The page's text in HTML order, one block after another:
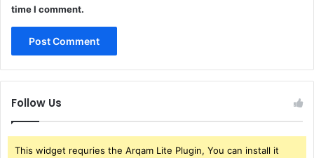
time I comment.
Follow Us
This widget requries the Arqam Lite Plugin, You can install it